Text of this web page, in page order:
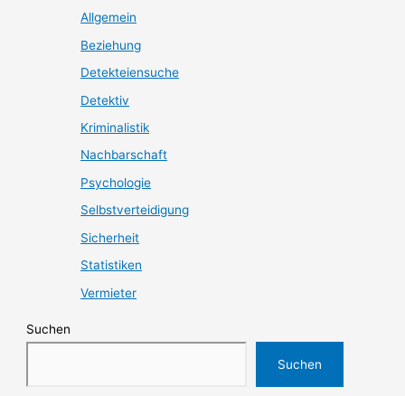
Allgemein
Beziehung
Detekteiensuche
Detektiv
Kriminalistik
Nachbarschaft
Psychologie
Selbstverteidigung
Sicherheit
Statistiken
Vermieter
Suchen
Suchen